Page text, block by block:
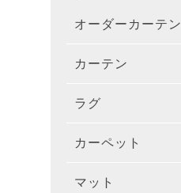
オーダーカーテン
カーテン
ラグ
カーペット
マット